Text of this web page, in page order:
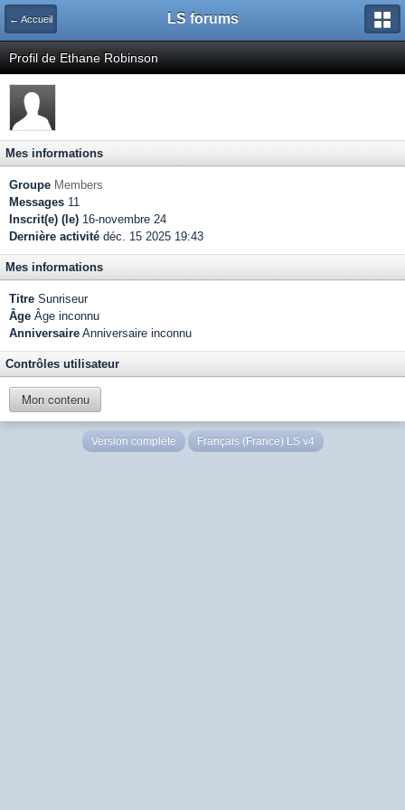
← Accueil LS forums
Profil de Ethane Robinson
Mes informations
Groupe Members
Messages 11
Inscrit(e) (le) 16-novembre 24
Dernière activité déc. 15 2025 19:43
Mes informations
Titre Sunriseur
Âge Âge inconnu
Anniversaire Anniversaire inconnu
Contrôles utilisateur
Mon contenu
Version complète Français (France) LS v4